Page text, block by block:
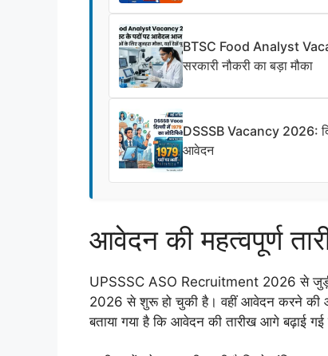
BTSC Food Analyst
सरकारी नौकरी का बड़ा मौका
DSSSB Vacancy 2026:
आवेदन
आवेदन की महत्वपूर्ण
UPSSSC ASO Recruitment 2026 से जुड़ी
2026 से शुरू हो चुकी है। वहीं आवेदन करने की
बताया गया है कि आवेदन की तारीख आगे बढ़ाई गई